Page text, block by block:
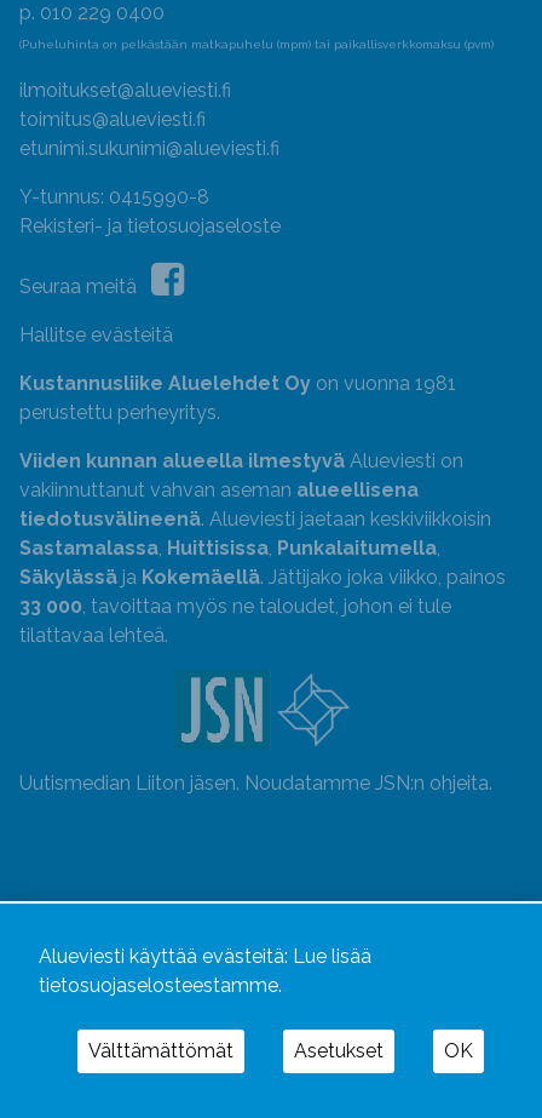
p. 010 229 0400
(Puheluhinta on pelkästään matkapuhelu (mpm) tai paikallisverkkomaksu (pvm)
ilmoitukset@alueviesti.fi
toimitus@alueviesti.fi
etunimi.sukunimi@alueviesti.fi
Y-tunnus: 0415990-8
Rekisteri- ja tietosuojaseloste
Seuraa meitä
Hallitse evästeitä
Kustannusliike Aluelehdet Oy on vuonna 1981
perustettu perheyritys.
Viiden kunnan alueella ilmestyvä Alueviesti on
vakiinnuttanut vahvan aseman alueellisena
tiedotusvälineenä. Alueviesti jaetaan keskiviikkoisin
Sastamalassa, Huittisissa, Punkalaitumella,
Säkylässä ja Kokemäellä. Jättijako joka viikko, painos
33 000, tavoittaa myös ne taloudet, johon ei tule
tilattavaa lehteä.
Uutismedian Liiton jäsen. Noudatamme JSN:n ohjeita.
Alueviesti käyttää evästeitä: Lue lisää
tietosuojaselosteestamme.
Välttämättömät Asetukset OK